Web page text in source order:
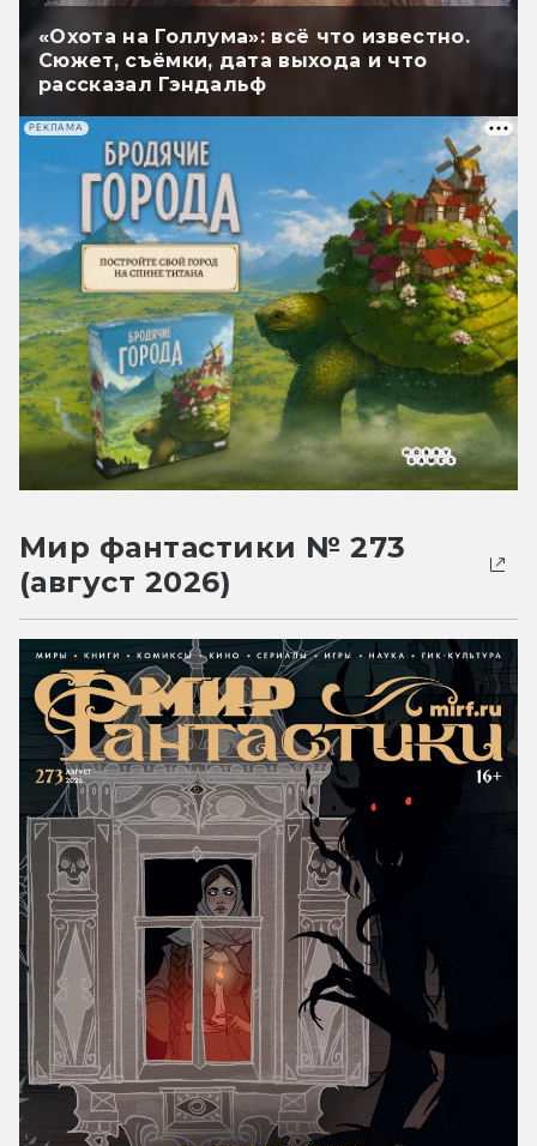
«Охота на Голлума»: всё что известно.
Сюжет, съёмки, дата выхода и что
рассказал Гэндальф
РЕКЛАМА
Мир фантастики № 273
(август 2026)